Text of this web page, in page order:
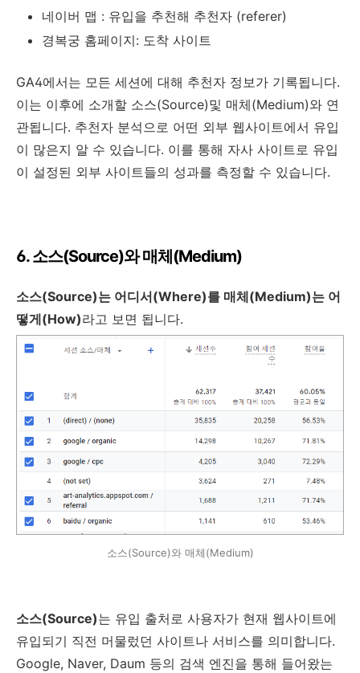
네이버 맵 : 유입을 추천해 추천자 (referer)
경복궁 홈페이지: 도착 사이트
GA4에서는 모든 세션에 대해 추천자 정보가 기록됩니다.
이는 이후에 소개할 소스(Source)및 매체(Medium)와 연
관됩니다. 추천자 분석으로 어떤 외부 웹사이트에서 유입
이 많은지 알 수 있습니다. 이를 통해 자사 사이트로 유입
이 설정된 외부 사이트들의 성과를 측정할 수 있습니다.
6. 소스(Source)와 매체(Medium)
소스(Source)는 어디서(Where)를 매체(Medium)는 어
떻게(How)라고 보면 됩니다.
소스(Source)와 매체(Medium)
소스(Source)는 유입 출처로 사용자가 현재 웹사이트에
유입되기 직전 머물렀던 사이트나 서비스를 의미합니다.
Google, Naver, Daum 등의 검색 엔진을 통해 들어왔는